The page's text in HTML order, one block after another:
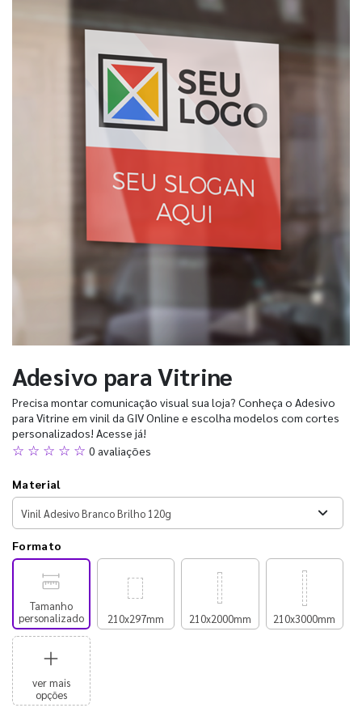
Adesivo para Vitrine
Precisa montar comunicação visual sua loja? Conheça o Adesivo
para Vitrine em vinil da GIV Online e escolha modelos com cortes
personalizados! Acesse já!
☆ ☆ ☆ ☆ ☆ 0 avaliações
Material
Formato
Tamanho
personalizado
210x297mm 210x2000mm 210x3000mm
ver mais
opções